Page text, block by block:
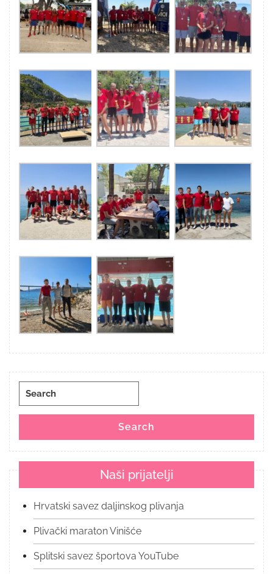
Search
Search
Naši prijatelji
Hrvatski savez daljinskog plivanja
Plivački maraton Vinišće
Splitski savez športova YouTube